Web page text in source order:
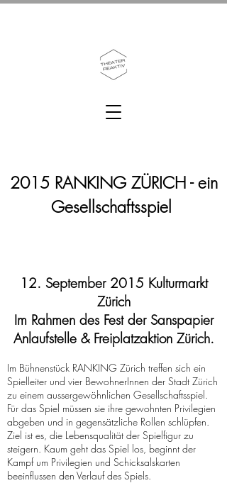
2015 RANKING ZÜRICH - ein
Gesellschaftsspiel
12. September 2015 Kulturmarkt
Zürich
Im Rahmen des Fest der Sanspapier
Anlaufstelle & Freiplatzaktion Zürich.
Im Bühnenstück RANKING Zürich treffen sich ein
Spielleiter und vier BewohnerInnen der Stadt Zürich
zu einem aussergewöhnlichen Gesellschaftsspiel.
Für das Spiel müssen sie ihre gewohnten Privilegien
abgeben und in gegensätzliche Rollen schlüpfen.
Ziel ist es, die Lebensqualität der Spielfigur zu
steigern. Kaum geht das Spiel los, beginnt der
Kampf um Privilegien und Schicksalskarten
beeinflussen den Verlauf des Spiels.